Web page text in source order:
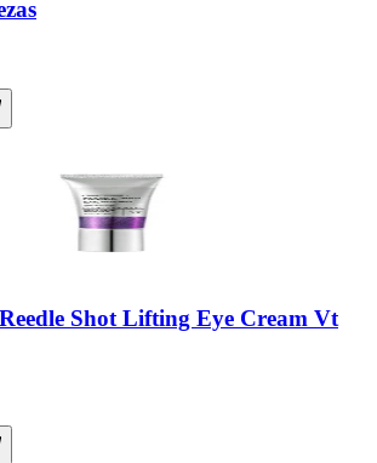
Shot Lifting Eye Cream Vt